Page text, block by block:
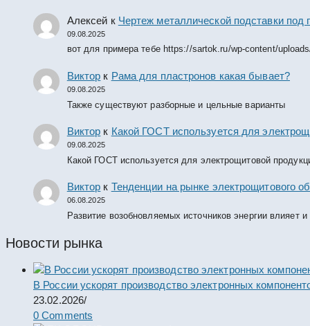
Алексей к Чертеж металлической подставки
09.08.2025
вот для примера тебе https://sartok.ru/wp-content/
Виктор к Рама для пластронов какая бывает?
09.08.2025
Также существуют разборные и цельные варианты
Виктор к Какой ГОСТ используется для
09.08.2025
Какой ГОСТ используется для электрощитовой
Виктор к Тенденции на рынке электрощитового
06.08.2025
Развитие возобновляемых источников энергии влияет
Новости рынка
В России ускорят производство электронных
23.02.2026/
0 Comments